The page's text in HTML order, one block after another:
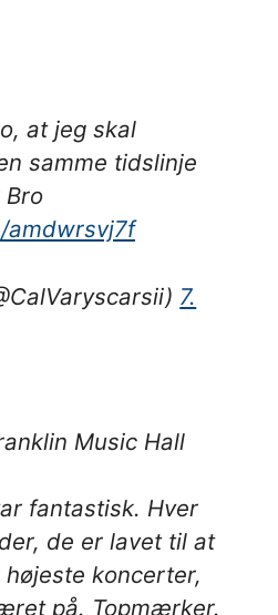
at jeg skal
samme tidslinje
amdwrsvj7f
7.
Music Hall
fantastisk. Hver
de er lavet til at
koncerter,
på. Topmærker.